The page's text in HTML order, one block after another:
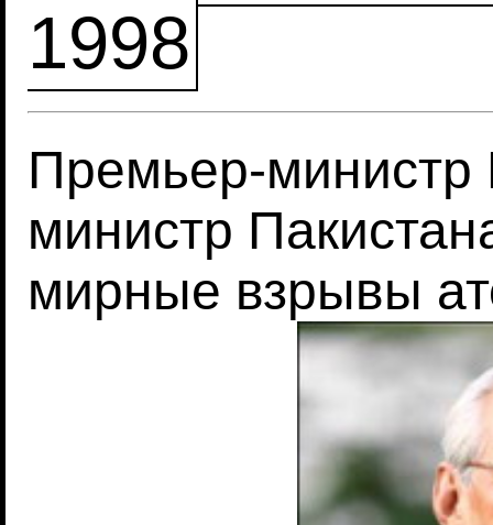
1998
Премьер-
министр
мирные взрывы